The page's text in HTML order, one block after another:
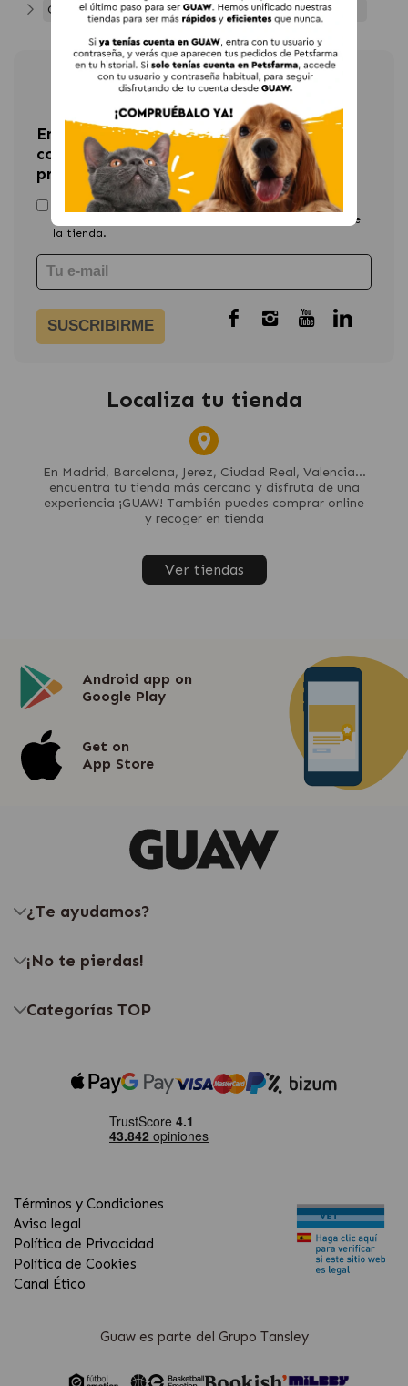
Conejos y Roedores
Newsletter
Entérate de las últimas novedades y
consigue un 15% de descuento en tu
primera compra
He leído y acepto la política de privacidad , asi como
recibir comunicaciones acerca de pedidos y ofertas de
la tienda.
SUSCRIBIRME
Localiza tu tienda
En Madrid, Barcelona, Jerez, Ciudad Real, Valencia...
encuentra tu tienda más cercana y disfruta de una
experiencia ¡GUAW! También puedes comprar online
y recoger en tienda
Ver tiendas
Android app on
Google Play
Get on
App Store
¿Te ayudamos?
¡No te pierdas!
Categorías TOP
Términos y Condiciones
Aviso legal
Política de Privacidad
Política de Cookies
Canal Ético
Guaw es parte del Grupo Tansley